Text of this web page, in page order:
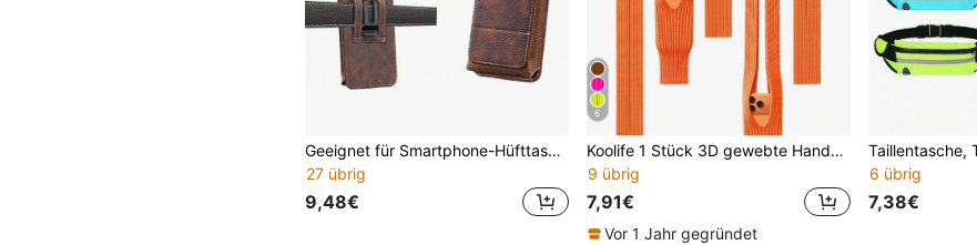
Geeignet für Smartphone-Hüfttaschen in den Größen 5,0", 5,5", 6,3", 7,0"
27 übrig
9,48€
6
Koolife 1 Stück 3D gewebte Handytasche geeignet für iPhone 17 Pro Max, unisex faltbar mit strukturiertem Gurt Länge 80cm, multifunktionale Umhängetasche, elastischer Stauraum für Handy, Schlüssel, Karten, atmungsaktives Mesh-Sichtfenster, Anti-Verlust, passend für alle Modelle
9 übrig
7,91€
Vor 1 Jahr gegründet
6 übrig
7,38€